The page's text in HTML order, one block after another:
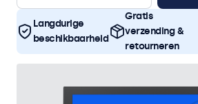
Langdurige
beschikbaarheid
Gratis
verzending &
retourneren